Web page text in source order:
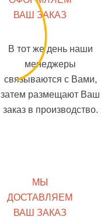
ВАШ ЗАКАЗ
В тот же день наши
менеджеры
связываются с Вами,
затем размещают Ваш
заказ в производство.
МЫ
ДОСТАВЛЯЕМ
ВАШ ЗАКАЗ